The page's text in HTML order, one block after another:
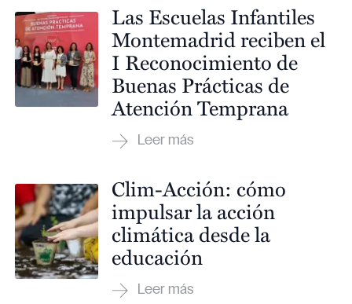
Las Escuelas Infantiles
Montemadrid reciben el
I Reconocimiento de
Buenas Prácticas de
Atención Temprana
Clim-Acción: cómo
impulsar la acción
climática desde la
educación